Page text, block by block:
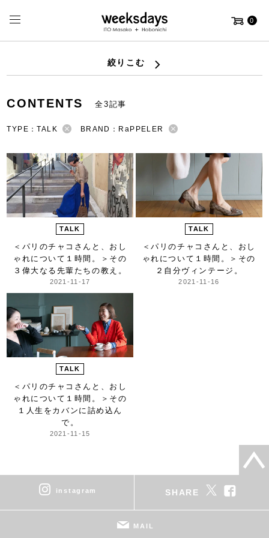
0
絞りこむ
CONTENTS 全3記事
TYPE：TALK BRAND：RaPPELER
TALK
＜パリのチャコさんと、おし
ゃれについて１時間。＞ その
３偉大なる先輩たちの教え。
2021-11-17
TALK
＜パリのチャコさんと、おし
ゃれについて１時間。＞ その
２自分ヴィンテージ。
2021-11-16
TALK
＜パリのチャコさんと、おし
ゃれについて１時間。＞ その
１人生をカバンに詰め込ん
で。
2021-11-15
instagram SHARE
MAIL